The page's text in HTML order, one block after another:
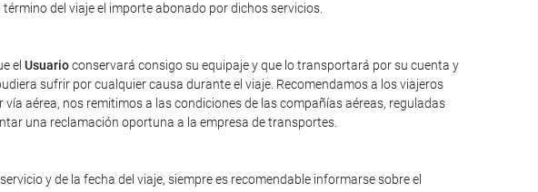
del viaje el importe abonado por dichos servicios.
el Usuarioconservará consigo su equipaje y que lo transportará por su cuenta y
sufrir por cualquier causa durante el viaje. Recomendamos a los viajeros
aérea, nos remitimos a las condiciones de las compañías aéreas, reguladas
una reclamación oportuna a la empresa de transportes.
y de la fecha del viaje, siempre es recomendable informarse sobre el